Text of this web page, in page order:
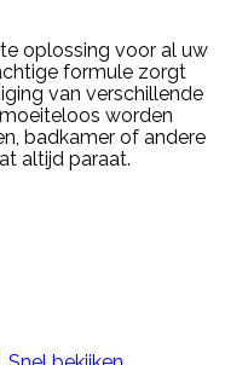
oplossing voor al uw
formule zorgt
van verschillende
worden
badkamer of andere
altijd paraat.